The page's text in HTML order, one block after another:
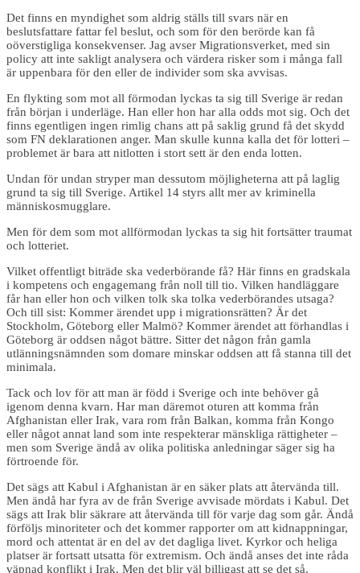
Det finns en myndighet som aldrig ställs till svars när en
beslutsfattare fattar fel beslut, och som för den berörde kan få
oöverstigliga konsekvenser. Jag avser Migrationsverket, med sin
policy att inte sakligt analysera och värdera risker som i många fall
är uppenbara för den eller de individer som ska avvisas.
En flykting som mot all förmodan lyckas ta sig till Sverige är redan
från början i underläge. Han eller hon har alla odds mot sig. Och det
finns egentligen ingen rimlig chans att på saklig grund få det skydd
som FN deklarationen anger. Man skulle kunna kalla det för lotteri –
problemet är bara att nitlotten i stort sett är den enda lotten.
Undan för undan stryper man dessutom möjligheterna att på laglig
grund ta sig till Sverige. Artikel 14 styrs allt mer av kriminella
människosmugglare.
Men för dem som mot allförmodan lyckas ta sig hit fortsätter traumat
och lotteriet.
Vilket offentligt biträde ska vederbörande få? Här finns en gradskala
i kompetens och engagemang från noll till tio. Vilken handläggare
får han eller hon och vilken tolk ska tolka vederbörandes utsaga?
Och till sist: Kommer ärendet upp i migrationsrätten? Är det
Stockholm, Göteborg eller Malmö? Kommer ärendet att förhandlas i
Göteborg är oddsen något bättre. Sitter det någon från gamla
utlänningsnämnden som domare minskar oddsen att få stanna till det
minimala.
Tack och lov för att man är född i Sverige och inte behöver gå
igenom denna kvarn. Har man däremot oturen att komma från
Afghanistan eller Irak, vara rom från Balkan, komma från Kongo
eller något annat land som inte respekterar mänskliga rättigheter –
men som Sverige ändå av olika politiska anledningar säger sig ha
förtroende för.
Det sägs att Kabul i Afghanistan är en säker plats att återvända till.
Men ändå har fyra av de från Sverige avvisade mördats i Kabul. Det
sägs att Irak blir säkrare att återvända till för varje dag som går. Ändå
förföljs minoriteter och det kommer rapporter om att kidnappningar,
mord och attentat är en del av det dagliga livet. Kyrkor och heliga
platser är fortsatt utsatta för extremism. Och ändå anses det inte råda
väpnad konflikt i Irak. Men det blir väl billigast att se det så.